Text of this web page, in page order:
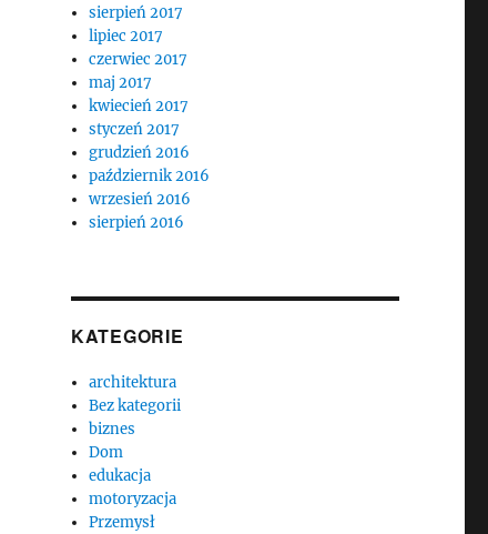
sierpień 2017
lipiec 2017
czerwiec 2017
maj 2017
kwiecień 2017
styczeń 2017
grudzień 2016
październik 2016
wrzesień 2016
sierpień 2016
KATEGORIE
architektura
Bez kategorii
biznes
Dom
edukacja
motoryzacja
Przemysł